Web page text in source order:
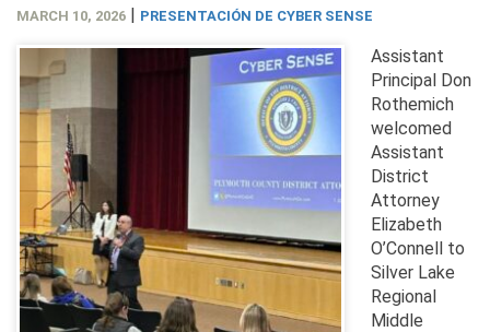
MARCH 10, 2026 | PRESENTACIÓN DE CYBER SENSE
Assistant
Principal Don
Rothemich
welcomed
Assistant
District
Attorney
Elizabeth
O’Connell to
Silver Lake
Regional
Middle